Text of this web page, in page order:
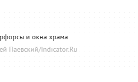
и окна храма
Паевский/Indicator.Ru